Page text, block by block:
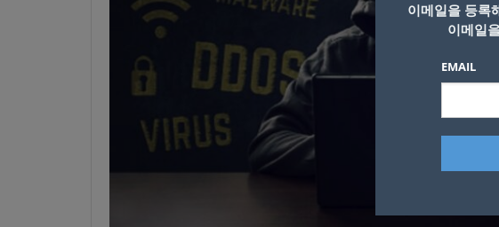
이메일을 등록
이메일
EMAIL